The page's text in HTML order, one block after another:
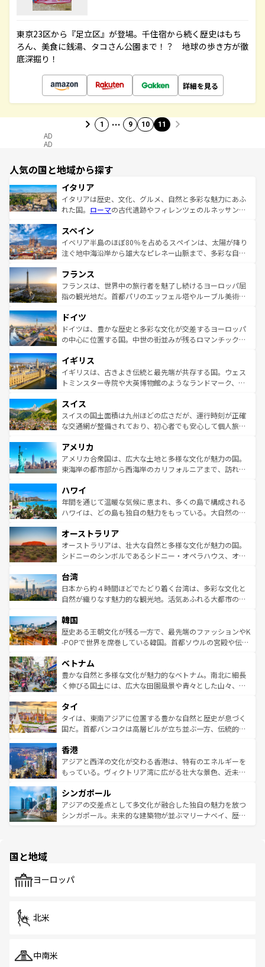
東京23区から『足立区』が登場。千住宿から続く歴史はもち
ろん、美食に銭湯、タコさん公園まで！？ 地球の歩き方が徹
底深掘り！
詳細を見る
1 … 9 10 11
AD
AD
人気の国と地域から探す
イタリア
イタリアは歴史、文化、グルメ、自然と多彩な魅力にあふ
れた国。 ローマの古代遺跡やフィレンツェのルネッサンス
ろん、トスカーナの美しい田園風景やアマルフィ海岸の絶
景など、自然景観も見逃せない。観光の合間には、本場の
ピザやパスタなど、絶品のイタリア料理を堪能することも
ませてくれるイタリアで、忘れられない旅をしてみよう！
なお、新着のイタリア情報はコンテンツ一覧 を参照してほ
しい。
スペイン
イベリア半島のほぼ80％を占めるスペインは、太陽が降り
注ぐ地中海沿岸から雄大なピレネー山脈まで、多彩な自然
文化が根付くこの国では、情熱的なフラメンコ、熱気あふ
れる闘牛、そして美味しいタパスが生活の一部となってい
る。首都マドリードの洗練された雰囲気や、バルセロナの
の城塞都市、穏やかなビーチリゾートまで多彩な表情を見
せる。地方によって風土や気候が異なるスペインはその個
性で訪れる人を魅了する。 なお、新着のスペイン情報はコ
フランス
フランスは、世界中の旅行者を魅了し続けるヨーロッパ屈
指の観光地だ。首都パリのエッフェル塔やルーブル美術館
で、幅広い魅力が詰まっている。華麗な宮殿、歴史的な大
聖堂、美しいビーチ、そして豊かな自然が、訪れる者を心
から魅了する。また、フランスは美食の国としても知ら
いる。シャンパンの発祥地であるランス、プロヴァンスの
香り高いラベンダー畑など、多彩な楽しみ方が可能だ。さ
らに、パリ以外の地域にも魅力が溢れており、どの街角に
れる地方に足を運ぶとそれぞれで全く異なる文化を体験で
きるだろう。 なお、新着のフランス情報はコンテンツ一覧
を参照してほしい。
ドイツ
ドイツは、豊かな歴史と多彩な文化が交差するヨーロッパ
の中心に位置する国。中世の街並みが残るロマンチック街
顔を持つこの国は、どこを歩いても飽きることがない。ベ
ルリンの文化的活気、バイエルン州のアルプスの絶景、そ
してライン川沿いのワイン畑といった風景は必見。ビール
は、お酒好きな人にはぜひ体験してほしい。 なお、新着の
ドイツ情報はコンテンツ一覧を参照してほしい。
イギリス
イギリスは、古きよき伝統と最先端が共存する国。ウェス
トミンスター寺院や大英博物館のようなランドマーク、歴
リアごとに異なる魅力がある。また、優雅なアフタヌーン
ティー、ビール好きにはたまらない英国パブ、サッカー観
戦など、本場だからこそできる体験も豊富。イギリスを旅
ンツ一覧を参照してほしい。
スイス
スイスの国土面積は九州ほどの広さだが、運行時刻が正確
な交通網が整備されており、初心者でも安心して個人旅行
の建物がそのまま残る町や、スイスならではのユニークな
博物館もあり、アルプス観光だけでなく町歩きも満喫する
ことができる。国民の所得が高いため物価も高いが、旅行
ば市内交通費無料で観光を楽しむこともできる。 なお、新
着のスイス情報はコンテンツ一覧 を参照してほしい。
アメリカ
アメリカ合衆国は、広大な土地と多様な文化が魅力の国。
東海岸の都市部から西海岸のカリフォルニアまで、訪れる
のような巨大都市は、観光、ショッピング、エンターテイ
ンメントが詰まった刺激的なスポットだ。一方、アメリカ
西部には大自然が広がり、グランドキャニオンやイエロー
部のニューオーリンズでは、音楽と美食が融合した独特の
文化が魅力。旅行者はアメリカの各地域で異なる魅力を楽
しみながら、その多様性と豊かな歴史を感じることができ
ならではの贅沢な旅のスタイルだ。 なお、新着のアメリカ
情報はコンテンツ一覧を参照してほしい。
ハワイ
年間を通じて温暖な気候に恵まれ、多くの島で構成される
ハワイは、どの島も独自の魅力をもっている。大自然の神
ワイ島は見逃せない。また、定番の観光地といえばオアフ
島だが、静かな自然を求めるならマウイ島やカウアイ島が
おすすめ。エメラルドグリーンに輝く海をはじめ、豊かな
れるおもてなしの心で訪れる人々を迎えてくれるハワイの
人々、おいしいローカルフードやハワイアンミュージッ
ク、伝統的なフラダンスなど、すべてがハワイの魅力を彩
ワイを、存分に味わってほしい。 なお、新着のハワイ情報
はコンテンツ一覧を参照してほしい。
オーストラリア
オーストラリアは、壮大な自然と多様な文化が魅力の国。
シドニーのシンボルであるシドニー・オペラハウス、オー
リアリーフや大陸中央部にそびえるウルル（エアーズロッ
ク）、タスマニアの美しい原生林やケアンズの熱帯雨林な
ど、見どころがたくさん。また、カフェやワイン、オージ
いる。アクティビティも充実しており、サーフィンやダイ
ビング、ハイキングなど、アウトドア好きにはたまらな
い。オーストラリアの多彩な魅力を存分に味わいつくそ
参照してほしい。
台湾
日本から約４時間ほどでたどり着く台湾は、多彩な文化と
自然が織りなす魅力的な観光地。活気あふれる大都市の台
ン）、静ひつな山岳地帯である台湾東部など、都市の喧騒
と山間の静けさが共存しており、訪れる人に新しい発見と
驚きをもたらしてくれる。また、奥深い台湾の食文化も魅
容にもいいと評判のスイーツなど、バラエティ豊かな料理
が味わえる。 なお、新着の台湾情報は コンテンツ一覧を参
照してほしい。
韓国
歴史ある王朝文化が残る一方で、最先端のファッションやK
-POPで世界を席巻している韓国。首都ソウルの宮殿や伝統
き、地方に足を延ばせば四季折々の自然美を楽しむことが
できる。そして、キムチや焼肉、絶品のストリートフード
まで、さまざまな韓国料理が待っている。夜には、韓国な
リティに包まれながら、韓国の多彩な魅力を心ゆくまで味
わってみてほしい。 なお、新着の韓国情報はコンテンツ一
覧を参照してほしい。
ベトナム
豊かな自然と多様な文化が魅力的なベトナム。南北に細長
く伸びる国土には、広大な田園風景や青々とした山々、世
急速な発展と共に伝統が息づく。ハノイの古い町並みやホ
ーチミン市のフランス統治時代の建物も、独特の雰囲気を
醸し出している。また、バラエティの豊かさとおいしさで
とつ。フォーやバインミー、ベトナムコーヒーなどは、ぜ
ひ現地で味わいたい。どの地域を訪れてもあたたかい人々
が旅行者を迎えてくれるので、きっと忘れられない旅にな
参照してほしい。
タイ
タイは、東南アジアに位置する豊かな自然と歴史が息づく
国だ。首都バンコクは高層ビルが立ち並ぶ一方、伝統的な
の活気が交差している。北部ではチェンマイなどの山岳地
帯で自然と触れ合い、南部ではプーケットやクラビの美し
いビーチでリゾート気分を楽しむことができる。タイ料理
激する。気候は一年中温暖で、どの季節にも異なる楽しみ
が待っている。親しみやすいタイの人々、仏教を中心とし
た文化、そして多様な観光資源が、訪れる旅人を魅了し続
香港
アジアと西洋の文化が交わる香港は、特有のエネルギーを
もっている。ヴィクトリア湾に広がる壮大な景色、近未来
み、どこを訪れても感動するはず。観光スポットが密集し
ており、効率よく見どころを回れるのも魅力。息をのむよ
うな絶景から文化的な体験まで、香港を存分に楽しみ尽く
シンガポール
アジアの交差点として多文化が融合した独自の魅力を放つ
シンガポール。未来的な建築物が並ぶマリーナベイ、歴史
で、ホーカーズは地元の風情を楽しめる外せないスポット
国と地域
ヨーロッパ
北米
中南米